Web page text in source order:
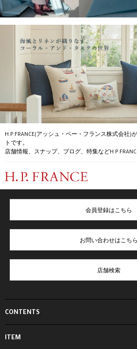
H.P.FRANCE(アッシュ・ペー・フランス株式会社)
トです。
店舗情報、スナップ、ブログ、特集など
CONTENTS
ITEM
会員登録はこちら
お問い合わせはこちら
店舗検索